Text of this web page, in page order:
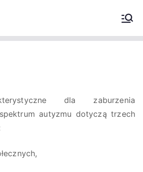
–
ze
osoby z zaburzeniami ze
autyzmu oraz ich
dla zaburzenia
autyzmu dotyczą trzech